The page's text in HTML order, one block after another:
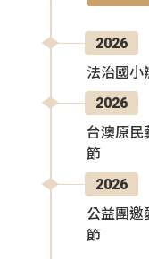
2026
法治國小
2026
台澳原民
節
2026
公益團邀
節